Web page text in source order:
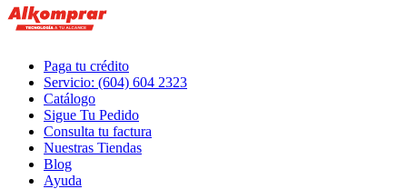
Paga tu crédito
Servicio: (604) 604 2323
Catálogo
Sigue Tu Pedido
Consulta tu factura
Nuestras Tiendas
Blog
Ayuda